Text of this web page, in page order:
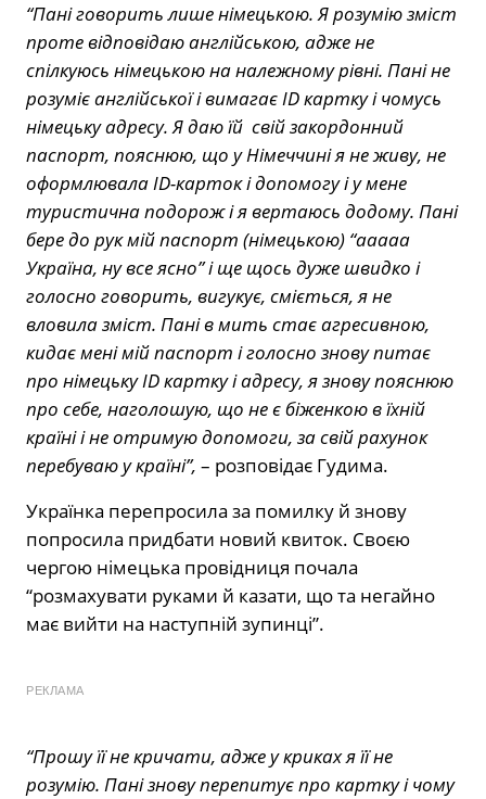
“Пані говорить лише німецькою. Я розумію зміст
проте відповідаю англійською, адже не
спілкуюсь німецькою на належному рівні. Пані не
розуміє англійської і вимагає ID картку і чомусь
німецьку адресу. Я даю їй свій закордонний
паспорт, пояснюю, що у Німеччині я не живу, не
оформлювала ID-карток і допомогу і у мене
туристична подорож і я вертаюсь додому. Пані
бере до рук мій паспорт (німецькою) “ааааа
Україна, ну все ясно” і ще щось дуже швидко і
голосно говорить, вигукує, сміється, я не
вловила зміст. Пані в мить стає агресивною,
кидає мені мій паспорт і голосно знову питає
про німецьку ID картку і адресу, я знову пояснюю
про себе, наголошую, що не є біженкою в їхній
країні і не отримую допомоги, за свій рахунок
перебуваю у країні”, – розповідає Гудима.
Українка перепросила за помилку й знову
попросила придбати новий квиток. Своєю
чергою німецька провідниця почала
“розмахувати руками й казати, що та негайно
має вийти на наступній зупинці”.
РЕКЛАМА
“Прошу її не кричати, адже у криках я її не
розумію. Пані знову перепитує про картку і чому